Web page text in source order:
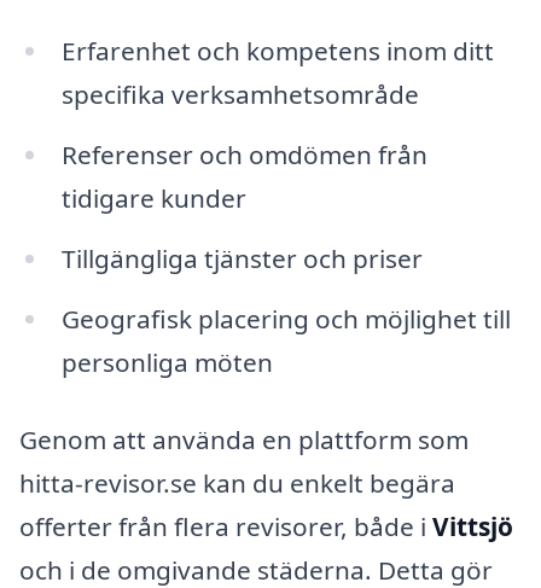
Erfarenhet och kompetens inom ditt
specifika verksamhetsområde
Referenser och omdömen från
tidigare kunder
Tillgängliga tjänster och priser
Geografisk placering och möjlighet till
personliga möten
Genom att använda en plattform som
hitta-revisor.se kan du enkelt begära
offerter från flera revisorer, både i Vittsjö
och i de omgivande städerna. Detta gör